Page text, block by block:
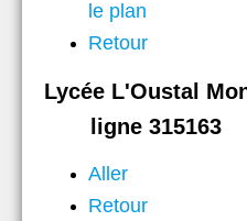
le plan
Retour
Lycée
ligne 315163
Aller
Retour